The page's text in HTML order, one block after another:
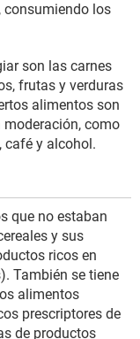
los
son las carnes
frutas y verduras
alimentos son
como
café y alcohol.
que no estaban
y sus
ricos en
También se tiene
alimentos
prescriptores de
de productos